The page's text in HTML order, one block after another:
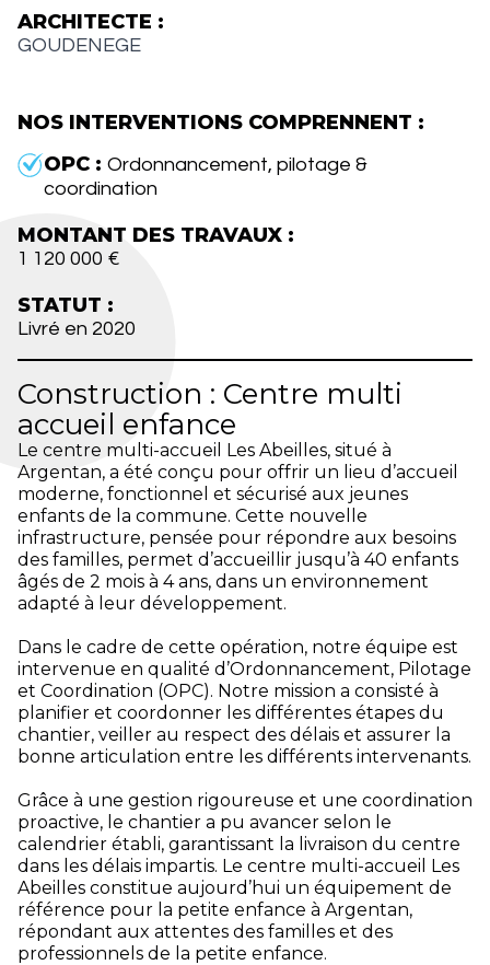
ARCHITECTE :
GOUDENEGE
NOS INTERVENTIONS COMPRENNENT :
OPC : Ordonnancement, pilotage &
coordination
MONTANT DES TRAVAUX :
1 120 000 €
STATUT :
Livré en 2020
Construction : Centre multi
accueil enfance
Le centre multi-accueil Les Abeilles, situé à
Argentan, a été conçu pour offrir un lieu d’accueil
moderne, fonctionnel et sécurisé aux jeunes
enfants de la commune. Cette nouvelle
infrastructure, pensée pour répondre aux besoins
des familles, permet d’accueillir jusqu’à 40 enfants
âgés de 2 mois à 4 ans, dans un environnement
adapté à leur développement.
Dans le cadre de cette opération, notre équipe est
intervenue en qualité d’Ordonnancement, Pilotage
et Coordination (OPC). Notre mission a consisté à
planifier et coordonner les différentes étapes du
chantier, veiller au respect des délais et assurer la
bonne articulation entre les différents intervenants.
Grâce à une gestion rigoureuse et une coordination
proactive, le chantier a pu avancer selon le
calendrier établi, garantissant la livraison du centre
dans les délais impartis. Le centre multi-accueil Les
Abeilles constitue aujourd’hui un équipement de
référence pour la petite enfance à Argentan,
répondant aux attentes des familles et des
professionnels de la petite enfance.